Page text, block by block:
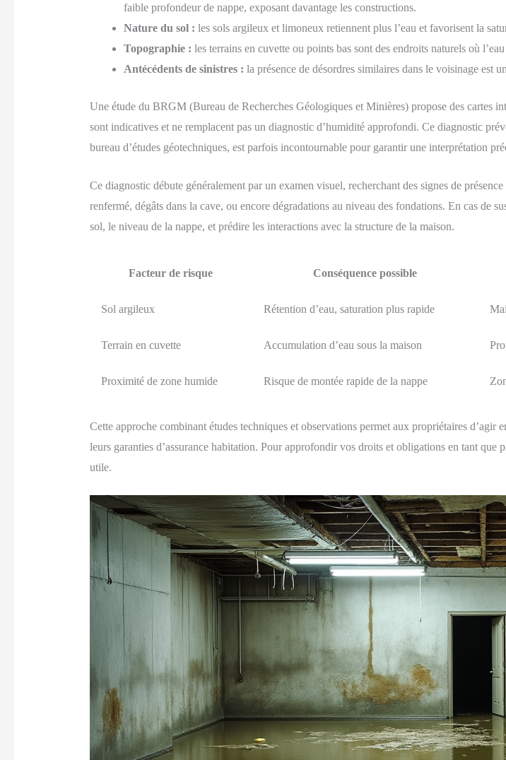
faible profondeur de nappe, exposant davantage les constructions.
Nature du sol : les sols argileux et limoneux retiennent plus l’eau et favorisent la
Topographie : les terrains en cuvette ou points bas sont des endroits naturels où
Antécédents de sinistres : la présence de désordres similaires dans le voisinage est
Une étude du BRGM (Bureau de Recherches Géologiques et Minières) propose des cartes
sont indicatives et ne remplacent pas un diagnostic d’humidité approfondi. Ce diagnostic
bureau d’études géotechniques, est parfois incontournable pour garantir une interprétation
Ce diagnostic débute généralement par un examen visuel, recherchant des signes de
renfermé, dégâts dans la cave, ou encore dégradations au niveau des fondations. En cas de
sol, le niveau de la nappe, et prédire les interactions avec la structure de la maison.
Facteur de risque Conséquence possible
Sol argileux Rétention d’eau, saturation plus rapide
Terrain en cuvette Accumulation d’eau sous la maison
Proximité de zone humide Risque de montée rapide de la nappe
Cette approche combinant études techniques et observations permet aux propriétaires d’agir
leurs garanties d’assurance habitation. Pour approfondir vos droits et obligations en tant que
utile.